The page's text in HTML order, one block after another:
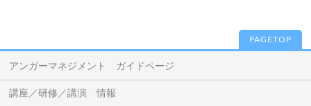
PAGETOP
アンガーマネジメント ガイドページ
講座／研修／講演 情報